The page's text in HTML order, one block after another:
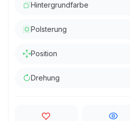
Hintergrundfarbe
Polsterung
Position
Drehung